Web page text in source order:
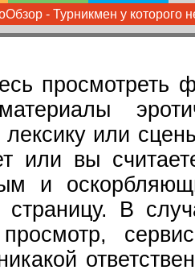
- Турникмен у которого
просмотреть
лексику или
или вы
и
страницу. В
просмотр,